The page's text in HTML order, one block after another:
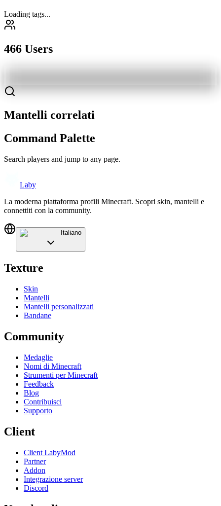
Loading tags...
466 Users
Mantelli correlati
Command Palette
Search players and jump to any page.
Laby
La moderna piattaforma profili Minecraft. Scopri skin, mantelli e
connettiti con la community.
Italiano
Texture
Skin
Mantelli
Mantelli personalizzati
Bandane
Community
Medaglie
Nomi di Minecraft
Strumenti per Minecraft
Feedback
Blog
Contribuisci
Supporto
Client
Client LabyMod
Partner
Addon
Integrazione server
Discord